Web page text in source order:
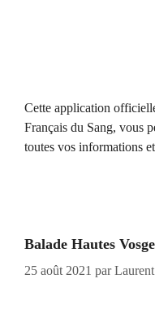
Cette application
Français du Sang, vous
toutes vos informations
Balade Hautes
25 août 2021 par